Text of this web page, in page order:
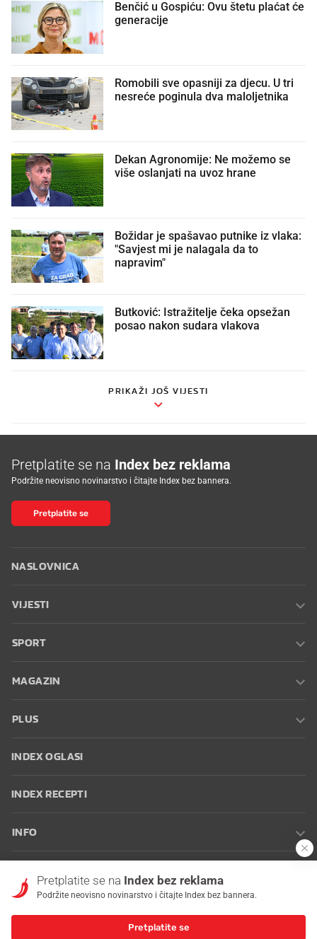
Benčić u Gospiću: Ovu štetu plaćat će
generacije
Romobili sve opasniji za djecu. U tri
nesreće poginula dva maloljetnika
Dekan Agronomije: Ne možemo se
više oslanjati na uvoz hrane
Božidar je spašavao putnike iz vlaka:
"Savjest mi je nalagala da to
napravim"
Butković: Istražitelje čeka opsežan
posao nakon sudara vlakova
PRIKAŽI JOŠ VIJESTI
Pretplatite se na Index bez reklama
Podržite neovisno novinarstvo i čitajte Index bez bannera.
Pretplatite se
NASLOVNICA
VIJESTI
SPORT
MAGAZIN
PLUS
INDEX OGLASI
INDEX RECEPTI
INFO
korištenja
Postavke kolačića
Pretplatite se na Index bez reklama
Podržite neovisno novinarstvo i čitajte Index bez bannera.
Pretplatite se